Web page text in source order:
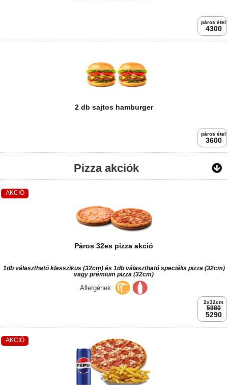
páros étel
4300
2 db sajtos hamburger
páros étel
3600
Pizza akciók
AKCIÓ
Páros 32es pizza akció
1db választható klasszikus (32cm) és 1db választható speciális pizza (32cm)
vagy prémium pizza (32cm)
Allergének:
2x32cm
5980
5290
AKCIÓ